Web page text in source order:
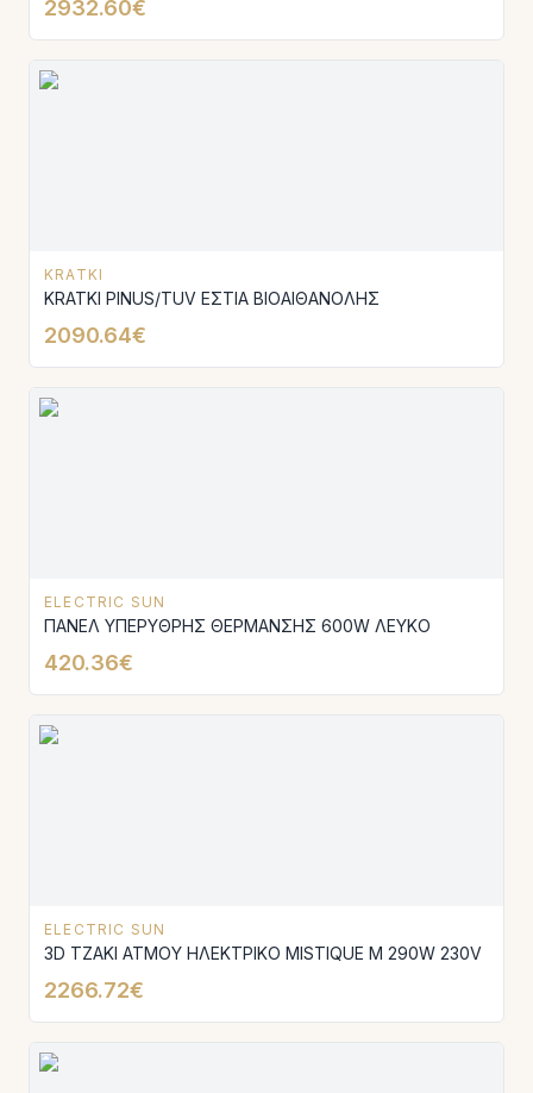
2932.60€
KRATKI
KRATKI PINUS/TUV ΕΣΤΙΑ ΒΙΟΑΙΘΑΝΟΛΗΣ
2090.64€
ELECTRIC SUN
ΠΑΝΕΛ ΥΠΕΡΥΘΡΗΣ ΘΕΡΜΑΝΣΗΣ 600W ΛΕΥΚΟ
420.36€
ELECTRIC SUN
3D ΤΖΑΚΙ ΑΤΜΟΥ ΗΛΕΚΤΡΙΚΟ MISTΙQUE M 290W 230V
2266.72€